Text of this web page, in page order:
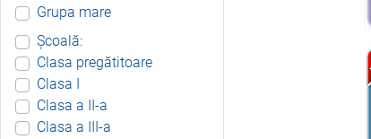
Grupa mare
Școală:
Clasa pregătitoare
Clasa I
Clasa a II-a
Clasa a III-a